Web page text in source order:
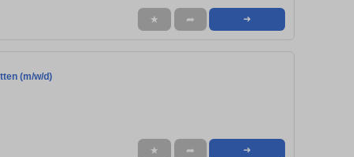
★ ➦ ➜
(m/w/d)
★ ➦ ➜